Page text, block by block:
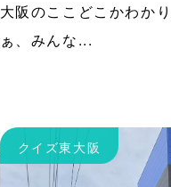
大阪のここどこかわか
ぁ、みんな...
クイズ東大阪